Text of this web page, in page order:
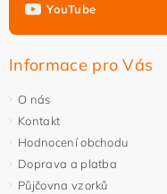
YouTube
Informace pro Vás
O nás
Kontakt
Hodnocení obchodu
Doprava a platba
Půjčovna vzorků